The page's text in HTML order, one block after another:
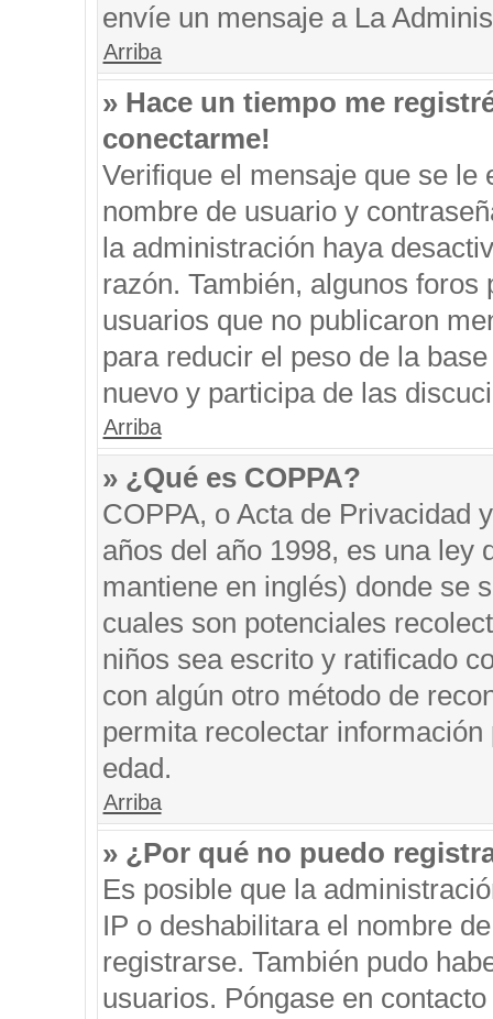
envíe un mensaje a La
Arriba
» Hace un tiempo me
conectarme!
Verifique el mensaje que se
nombre de usuario y
la administración haya
razón. También, algunos
usuarios que no publicaron
para reducir el peso de la
nuevo y participa de las
Arriba
» ¿Qué es COPPA?
COPPA, o Acta de Privacidad
años del año 1998, es una ley
mantiene en inglés) donde se
cuales son potenciales
niños sea escrito y ratificado
con algún otro método de
permita recolectar
edad.
Arriba
» ¿Por qué no puedo
Es posible que la
IP o deshabilitara el nombre
registrarse. También pudo
usuarios. Póngase en